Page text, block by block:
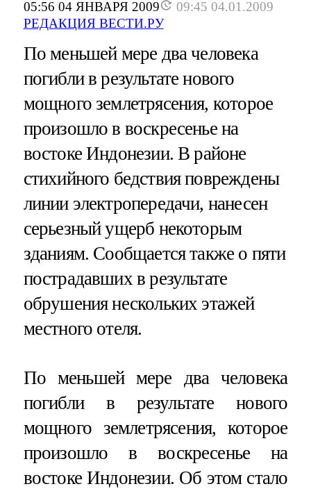
05:56 04 ЯНВАРЯ 2009
09:45 04.01.2009
РЕДАКЦИЯ ВЕСТИ.РУ
По меньшей мере два человека
погибли в результате нового
мощного землетрясения, которое
произошло в воскресенье на
востоке Индонезии. В районе
стихийного бедствия повреждены
линии электропередачи, нанесен
серьезный ущерб некоторым
зданиям. Сообщается также о пяти
пострадавших в результате
обрушения нескольких этажей
местного отеля.
По меньшей мере два человека
погибли в результате нового
мощного землетрясения, которое
произошло в воскресенье на
востоке Индонезии. Об этом стало